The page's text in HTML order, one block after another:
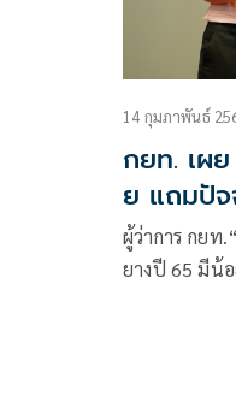
14 กุมภาพันธ์
กยท. เผ
ย แถมปั
องค์กรดิ
ชาวสวน
ผู้ว่าการ กยท
ยางปี 65 มีน้